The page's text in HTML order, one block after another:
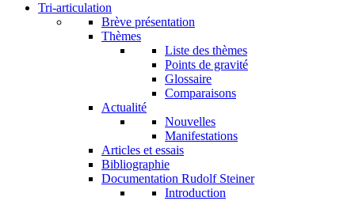
Tri-articulation
Brève présentation
Thèmes
Liste des thèmes
Points de gravité
Glossaire
Comparaisons
Actualité
Nouvelles
Manifestations
Articles et essais
Bibliographie
Documentation Rudolf Steiner
Introduction